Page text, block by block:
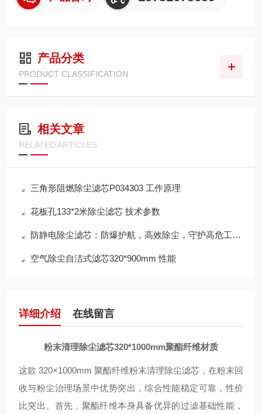
产品分类
PRODUCT CLASSIFICATION
相关文章
RELATED ARTICLES
三角形阻燃除尘滤芯P034303 工作原理
花板孔133*2米除尘滤芯 技术参数
防静电除尘滤芯：防爆护航，高效除尘，守护高危工况安全
空气除尘自洁式滤芯320*900mm 性能
详细介绍 在线留言
粉末清理除尘滤芯320*1000mm聚酯纤维材质
这款 320×1000mm 聚酯纤维粉末清理除尘滤芯，在粉末回
收与粉尘治理场景中优势突出，综合性能稳定可靠，性价
比突出。首先，聚酯纤维本身具备优异的过滤基础性能，